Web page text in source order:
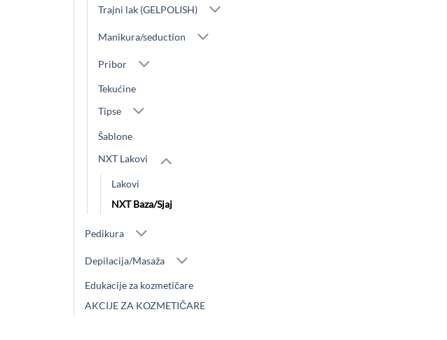
Trajni lak (GELPOLISH)
Manikura/seduction
Pribor
Tekućine
Tipse
Šablone
NXT Lakovi
Lakovi
NXT Baza/Sjaj
Pedikura
Depilacija/Masaža
Edukacije za kozmetičare
AKCIJE ZA KOZMETIČARE